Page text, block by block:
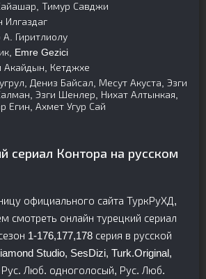
Тимур Савджи
Илгаздаг
Гиритлиолу
Emre Gezici
Акайдын, Кетджхе
Дениз Байсал, Месут Акуста, Эзги
Эзги Шенлер, Нихат Алтынкая,
Егин, Ахмет Угур Сай
сериал Контора на русском
официального сайта ТуркРуХД,
смотреть онлайн турецкий сериал
1-176,177,178 серия в русской
Studio, SesDizi, Turk.Original,
Люб. одноголосый, Рус. Люб.